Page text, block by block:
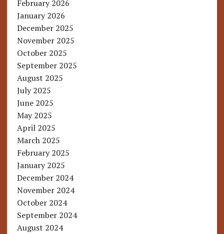
February 2026
January 2026
December 2025
November 2025
October 2025
September 2025
August 2025
July 2025
June 2025
May 2025
April 2025
March 2025
February 2025
January 2025
December 2024
November 2024
October 2024
September 2024
August 2024